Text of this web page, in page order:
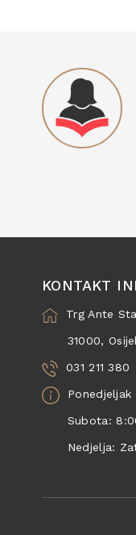
KONTAKT
Trg Ante
31000,
031 211 380
Subota:
Nedjelja: